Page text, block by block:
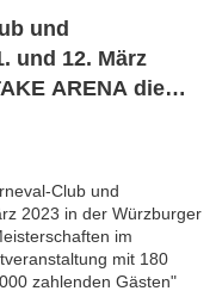
und
und 12. März
ARENA die
-
Gästen